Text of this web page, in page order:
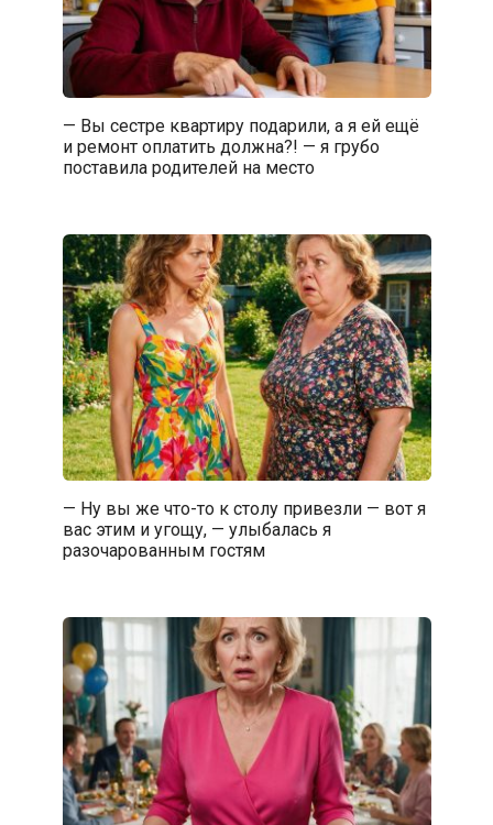
— Вы сестре квартиру подарили, а я ей ещё
и ремонт оплатить должна?! — я грубо
поставила родителей на место
— Ну вы же что-то к столу привезли — вот я
вас этим и угощу, — улыбалась я
разочарованным гостям